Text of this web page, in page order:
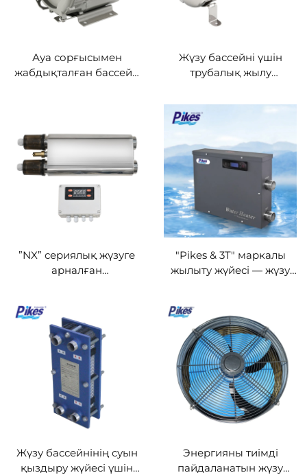
Ауа сорғысымен
жабдықталған бассейн
вихрьлі вакуумды сорғы,
құрғақ ауа сорғысы
өнеркәсіптік
машиналарға
Жүзу бассейні үшін
трубалық жылу
”NX” сериялық жүзуге
арналған
"Pikes & 3T" маркалы
жылыту жүйесі — жүзу
Жүзу бассейнінің суын
қыздыру жүйесі үшін
Энергияны тиімді
пайдаланатын жүзу